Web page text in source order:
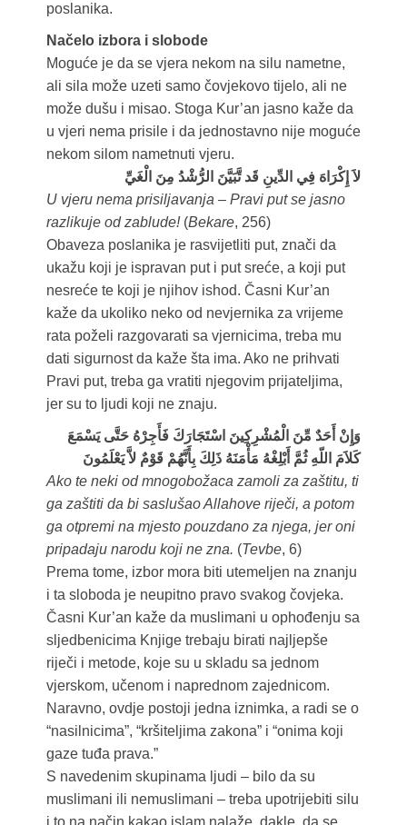
poslanika.
Načelo izbora i slobode
Moguće je da se vjera nekom na silu nametne,
ali sila može uzeti samo čovjekovo tijelo, ali ne
može dušu i misao. Stoga Kur’an jasno kaže da
u vjeri nema prisile i da jednostavno nije moguće
nekom silom nametnuti vjeru.
لاَ إِكْرَاهَ فِي الدِّينِ قَد تَّبَيَّنَ الرُّشْدُ مِنَ الْغَيِّ
U vjeru nema prisiljavanja – Pravi put se jasno
razlikuje od zablude!(Bekare, 256)
Obaveza poslanika je rasvijetliti put, znači da
ukažu koji je ispravan put i put sreće, a koji put
nesreće te koji je njihov ishod. Časni Kur’an
kaže da ukoliko neko od nevjernika za vrijeme
rata poželi razgovarati sa vjernicima, treba mu
dati sigurnost da kaže šta ima. Ako ne prihvati
Pravi put, treba ga vratiti njegovim prijateljima,
jer su to ljudi koji ne znaju.
وَإِنْ أَحَدٌ مِّنَ الْمُشْرِكِينَ اسْتَجَارَكَ فَأَجِرْهُ حَتَّى يَسْمَعَ
كَلاَمَ اللّهِ ثُمَّ أَبْلِغْهُ مَأْمَنَهُ ذَلِكَ بِأَنَّهُمْ قَوْمٌ لاَّ يَعْلَمُونَ
Ako te neki od mnogobožaca zamoli za zaštitu, ti
ga zaštiti da bi saslušao Allahove riječi, a potom
ga otpremi na mjesto pouzdano za njega, jer oni
pripadaju narodu koji ne zna. (Tevbe, 6)
Prema tome, izbor mora biti utemeljen na znanju
i ta sloboda je neupitno pravo svakog čovjeka.
Časni Kur’an kaže da muslimani u ophođenju sa
sljedbenicima Knjige trebaju birati najljepše
riječi i metode, koje su u skladu sa jednom
vjerskom, učenom i naprednom zajednicom.
Naravno, ovdje postoji jedna iznimka, a radi se o
“nasilnicima”, “kršiteljima zakona” i “onima koji
gaze tuđa prava.”
S navedenim skupinama ljudi – bilo da su
muslimani ili nemuslimani – treba upotrijebiti silu